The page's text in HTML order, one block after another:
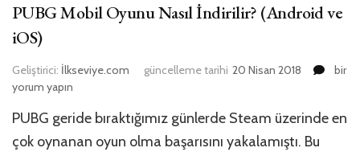
PUBG Mobil Oyunu Nasıl İndirilir? (Android ve
iOS)
Geliştirici: İlkseviye.com güncelleme tarihi 20 Nisan 2018
PUBG
Nasıl
bir
yorum yapın
PUBG geride bıraktığımız günlerde Steam üzerinde en
çok oynanan oyun olma başarısını yakalamıştı. Bu